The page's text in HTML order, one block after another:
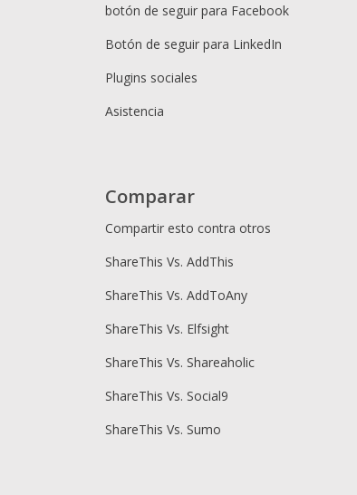
botón de seguir para Facebook
Botón de seguir para LinkedIn
Plugins sociales
Asistencia
Comparar
Compartir esto contra otros
ShareThis Vs. AddThis
ShareThis Vs. AddToAny
ShareThis Vs. Elfsight
ShareThis Vs. Shareaholic
ShareThis Vs. Social9
ShareThis Vs. Sumo